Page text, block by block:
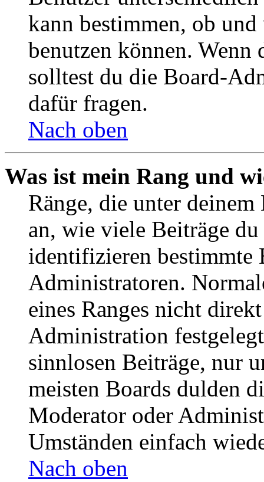
kann bestimmen, ob
benutzen können. Wenn
solltest du die Board-
dafür fragen.
Nach oben
Was ist mein Rang und
Ränge, die unter deinem
an, wie viele Beiträge
identifizieren bestimmte
Administratoren.
eines Ranges nicht
Administration
sinnlosen Beiträge, nur
meisten Boards dulden
Moderator oder
Umständen einfach
Nach oben